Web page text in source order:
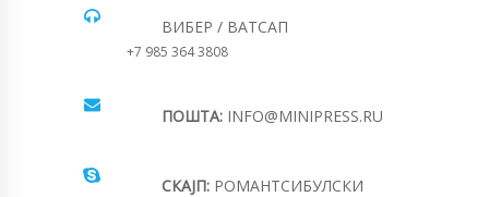
ВИБЕР / ВАТСАП
+7 985 364 3808
ПОШТА: INFO@MINIPRESS.RU
СКАЈП: РОМАНТСИБУЛСКИ